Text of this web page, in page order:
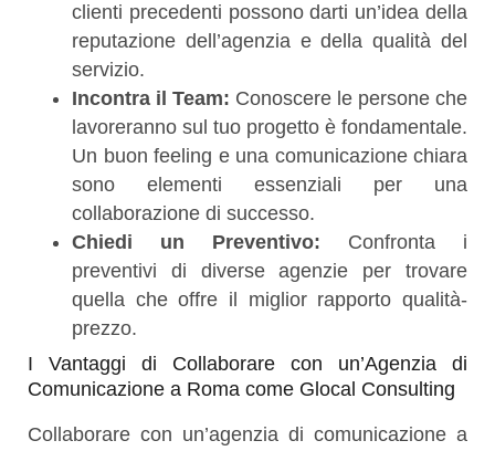
clienti precedenti possono darti un’idea della
reputazione dell’agenzia e della qualità del
servizio.
Incontra il Team: Conoscere le persone che
lavoreranno sul tuo progetto è fondamentale.
Un buon feeling e una comunicazione chiara
sono elementi essenziali per una
collaborazione di successo.
Chiedi un Preventivo: Confronta i
preventivi di diverse agenzie per trovare
quella che offre il miglior rapporto qualità-
prezzo.
I Vantaggi di Collaborare con un’Agenzia di
Comunicazione a Roma come Glocal Consulting
Collaborare con un’agenzia di comunicazione a